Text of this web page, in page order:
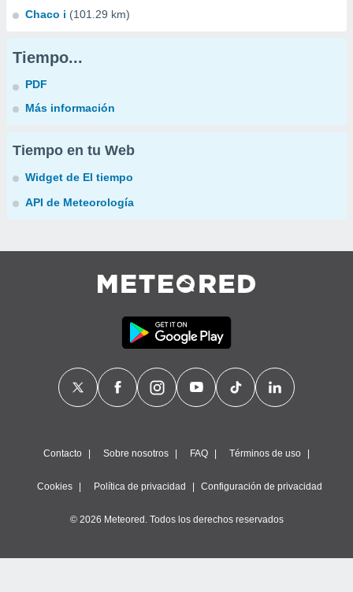
Chaco i (101.29 km)
Tiempo...
PDF
Más información
Tiempo en tu Web
Widget de El tiempo
API de Meteorología
Contacto Sobre nosotros FAQ Términos de uso
Cookies Política de privacidad Configuración de privacidad
© 2026 Meteored. Todos los derechos reservados